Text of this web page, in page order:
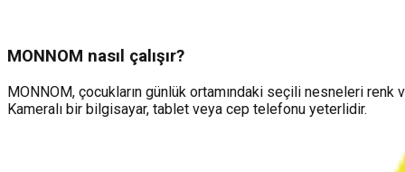
MONNOM nasıl çalışır?
MONNOM, çocukların günlük ortamındaki seçili nesneleri
Kameralı bir bilgisayar, tablet veya cep telefonu yeterlidir.